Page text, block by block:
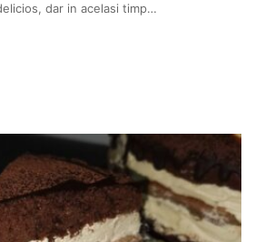
dar in acelasi timp…